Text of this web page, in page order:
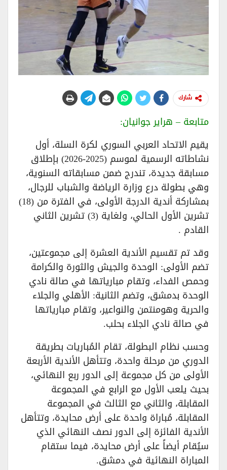
شارك
متابعة – هراير جوانيان:
يقيم الاتحاد العربي السوري لكرة السلة، أول
نشاطاته الرسمية لموسم (2025-2026) بإطلاق
مسابقة جديدة، تندرج ضمن مسابقاته السنوية،
وهي بطولة درع وزارة الرياضة والشباب للرجال،
بمشاركة أندية الدرجة الأولى، في الفترة من (18)
تشرين الأول الحالي، ولغاية (3) تشرين الثاني
القادم .
وقد تم تقسيم الأندية العشرة إلى مجموعتين،
تضم الأولى: الوحدة والجيش والثورة والكرامة
وحمص الفداء، وتقام مبارياتها في صالة نادي
الوحدة بدمشق، وتضم الثانية: الأهلي والجلاء
والحرية وهومنتمن والنواعير، وتقام مبارياتها
في صالة نادي الجلاء بحلب.
وحسب نظام البطولة، تقام المُباريات بطريقة
الدوري من مرحلة واحدة، وتتأهل الأندية الأربعة
الأولى من كل مجموعة إلى الدور ربع النهائي،
بحيث يلعب الأول مع الرابع في المجموعة
المقابلة، والثاني مع الثالث في المجموعة
المقابلة، مُباراة واحدة على أرض محايدة، وتتأهل
الأندية الفائزة إلى الدور نصف النهائي الذي
سيُقام أيضاً على أرض محايدة، فيما ستقام
المباراة النهائية في دمشق.